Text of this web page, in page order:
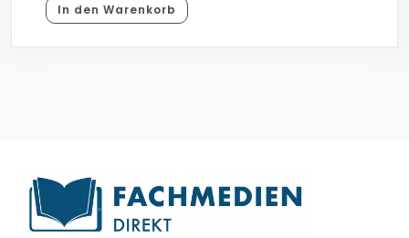
In den Warenkorb